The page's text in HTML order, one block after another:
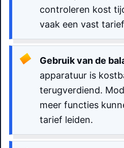
controleren kost
vaak een vast
Gebruik van de
apparatuur is
terugverdiend.
meer functies
tarief leiden.